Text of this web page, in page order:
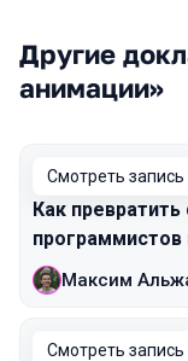
Другие
анимации»
Смотреть запись
Как
Максим
Смотреть запись